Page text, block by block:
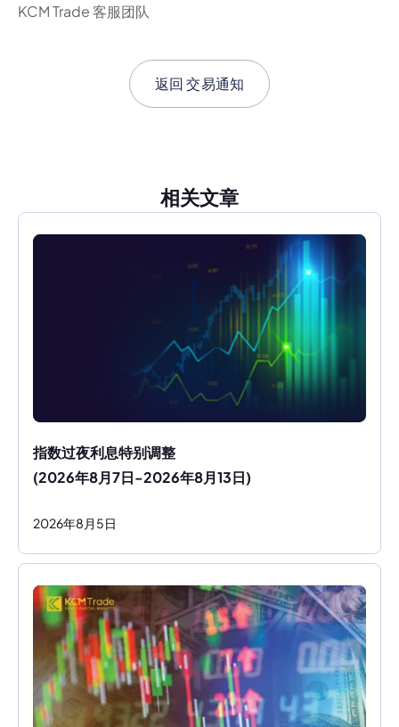
KCM Trade 客服团队
返回交易通知
相关文章
指数过夜利息特别调整
(2026年8月7日-2026年8月13日)
2026年8 月 5日